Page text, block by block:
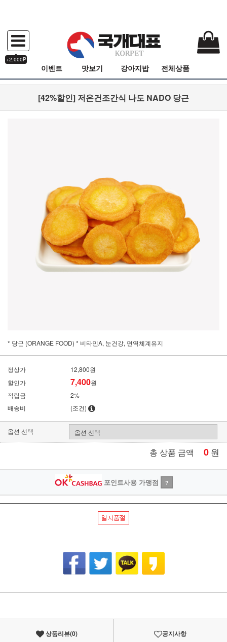
+2,000P
이벤트 맛보기 강아지밥 전체상품
[42%할인] 저온건조간식 나도 NADO 당근
* 당근 (ORANGE FOOD) * 비타민A, 눈건강, 면역체계유지
정상가
12,800원
할인가
7,400원
적립금
2%
배송비
(조건)
옵션 선택
총 상품 금액 0 원
포인트사용 가맹점 ?
상품리뷰(0) 공지사항